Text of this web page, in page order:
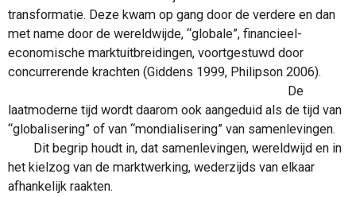
transformatie. Deze kwam op gang door de verdere en dan
met name door de wereldwijde, “globale”, financieel-
economische marktuitbreidingen, voortgestuwd door
concurrerende krachten (Giddens 1999, Philipson 2006).
De
laatmoderne tijd wordt daarom ook aangeduid als de tijd van
“globalisering” of van “mondialisering” van samenlevingen.
Dit begrip houdt in, dat samenlevingen, wereldwijd en in
het kielzog van de marktwerking, wederzijds van elkaar
afhankelijk raakten.